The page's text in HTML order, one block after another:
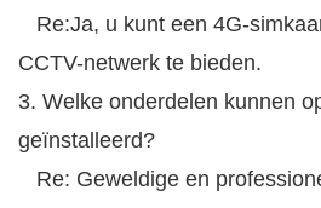
Re:Ja, u kunt een 4G-
CCTV-netwerk te bieden.
3. Welke onderdelen kunnen
geïnstalleerd?
Re: Geweldige en